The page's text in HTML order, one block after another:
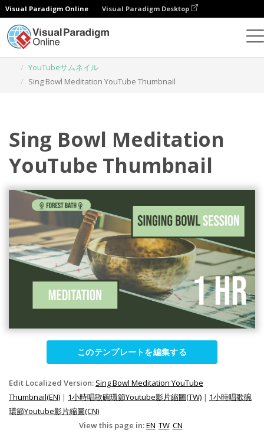
Visual Paradigm Online Visual Paradigm Desktop
YouTubeサムネイル
Sing Bowl Meditation YouTube Thumbnail
Sing Bowl Meditation
YouTube Thumbnail
このテンプレートを編集する
Edit Localized Version: Sing Bowl Meditation YouTube
Thumbnail(EN) | 1小時唱歌碗環節Youtube影片縮圖(TW) | 1小時唱歌碗
環節Youtube影片縮圖(CN)
View this page in:EN TW CN